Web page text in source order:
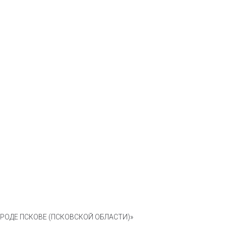
ПСКОВЕ (ПСКОВСКОЙ ОБЛАСТИ)»